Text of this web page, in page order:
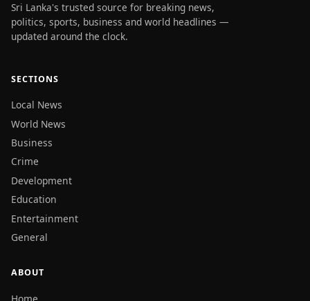
Sri Lanka's trusted source for breaking news,
politics, sports, business and world headlines —
updated around the clock.
SECTIONS
Local News
World News
Business
Crime
Development
Education
Entertainment
General
ABOUT
Home